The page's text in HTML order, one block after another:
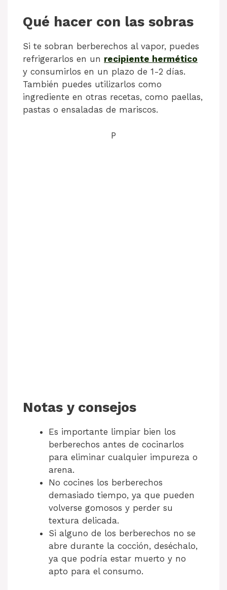
Qué hacer con las sobras
Si te sobran berberechos al vapor, puedes
refrigerarlos en un recipiente hermético
y consumirlos en un plazo de 1-2 días.
También puedes utilizarlos como
ingrediente en otras recetas, como paellas,
pastas o ensaladas de mariscos.
P
Notas y consejos
Es importante limpiar bien los
berberechos antes de cocinarlos
para eliminar cualquier impureza o
arena.
No cocines los berberechos
demasiado tiempo, ya que pueden
volverse gomosos y perder su
textura delicada.
Si alguno de los berberechos no se
abre durante la cocción, deséchalo,
ya que podría estar muerto y no
apto para el consumo.